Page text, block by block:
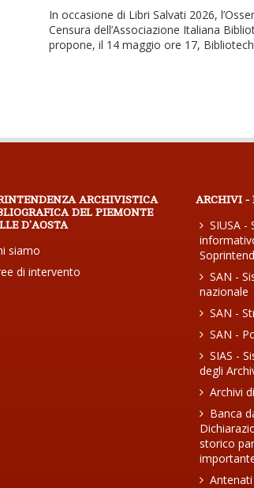
In occasione di Libri Salvati 2026,
Censura dell’Associazione Italiana
propone, il 14 maggio ore 17,
ARCHIVISTICA
DEL PIEMONTE
D'AOSTA
siamo
di intervento
ARCHIVI -
SIUSA -
SAN -
nazionale
SAN -
SAN -
SIAS -
degli
Archivi
Banca
storico